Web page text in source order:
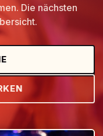
Die nächsten